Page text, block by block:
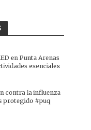
en Punta Arenas
esenciales
contra la influenza
protegido #puq